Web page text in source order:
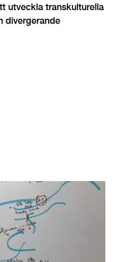
utveckla transkulturella
divergerande